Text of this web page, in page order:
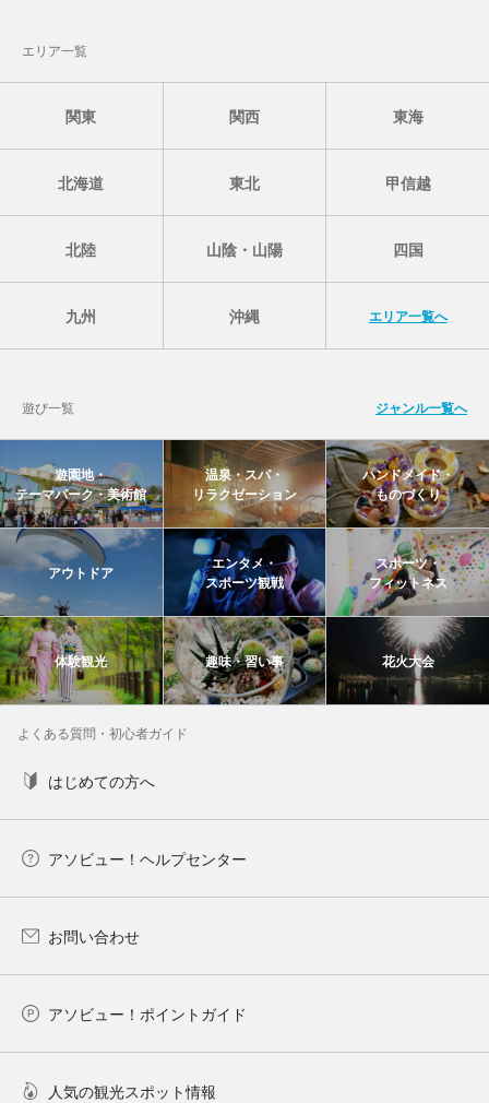
エリア一覧
関東 関西 東海
北海道 東北 甲信越
北陸 山陰・山陽 四国
九州 沖縄 エリア一覧へ
遊び一覧 ジャンル一覧へ
遊園地・
テーマパーク・美術館
温泉・スパ・
リラクゼーション
ハンドメイド・
ものづくり
アウトドア
エンタメ・
スポーツ観戦
スポーツ・
フィットネス
体験観光 趣味・習い事 花火大会
よくある質問・初心者ガイド
はじめての方へ
アソビュー！ヘルプセンター
お問い合わせ
アソビュー！ポイントガイド
人気の観光スポット情報